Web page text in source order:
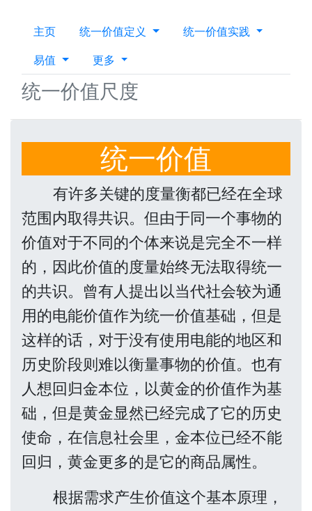
主页 统一价值定义 统一价值实践
易值 更多
统一价值尺度
统一价值
有许多关键的度量衡都已经在全球
范围内取得共识。但由于同一个事物的
价值对于不同的个体来说是完全不一样
的，因此价值的度量始终无法取得统一
的共识。曾有人提出以当代社会较为通
用的电能价值作为统一价值基础，但是
这样的话，对于没有使用电能的地区和
历史阶段则难以衡量事物的价值。也有
人想回归金本位，以黄金的价值作为基
础，但是黄金显然已经完成了它的历史
使命，在信息社会里，金本位已经不能
回归，黄金更多的是它的商品属性。
根据需求产生价值这个基本原理，